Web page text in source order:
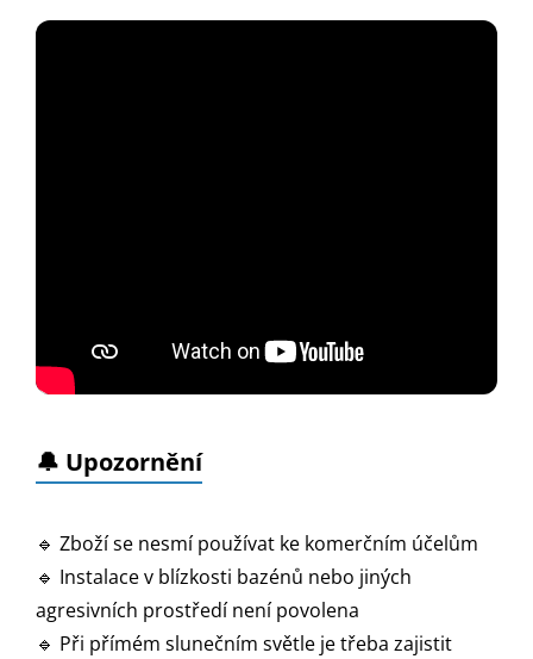
🔔 Upozornění
🔹 Zboží se nesmí používat ke komerčním účelům
🔹 Instalace v blízkosti bazénů nebo jiných
agresivních prostředí není povolena
🔹 Při přímém slunečním světle je třeba zajistit